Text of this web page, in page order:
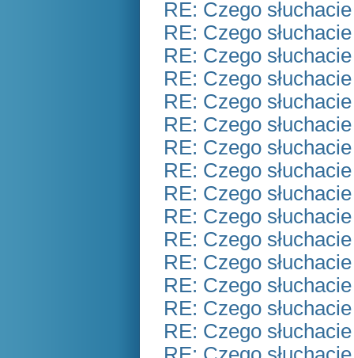
RE: Czego
RE: Czego
RE: Czego
RE: Czego
RE: Czego
RE: Czego
RE: Czego
RE: Czego
RE: Czego
RE: Czego
RE: Czego
RE: Czego
RE: Czego
RE: Czego
RE: Czego